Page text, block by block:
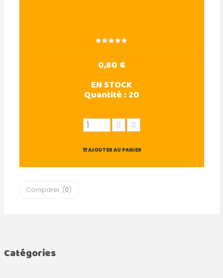
0,80 €
EN STOCK
Quantité :20
AJOUTER AU PANIER
Comparer (0)
Catégories